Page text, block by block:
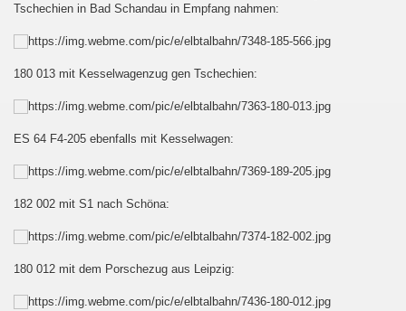
Tschechien in Bad Schandau in Empfang nahmen:
180 013 mit Kesselwagenzug gen Tschechien:
ES 64 F4-205 ebenfalls mit Kesselwagen:
182 002 mit S1 nach Schöna:
180 012 mit dem Porschezug aus Leipzig: